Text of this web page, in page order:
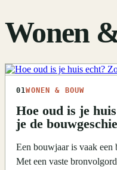
Wonen
01WONEN & BOUW
Hoe oud is je
je de
Een bouwjaar is vaak een
Met een vaste